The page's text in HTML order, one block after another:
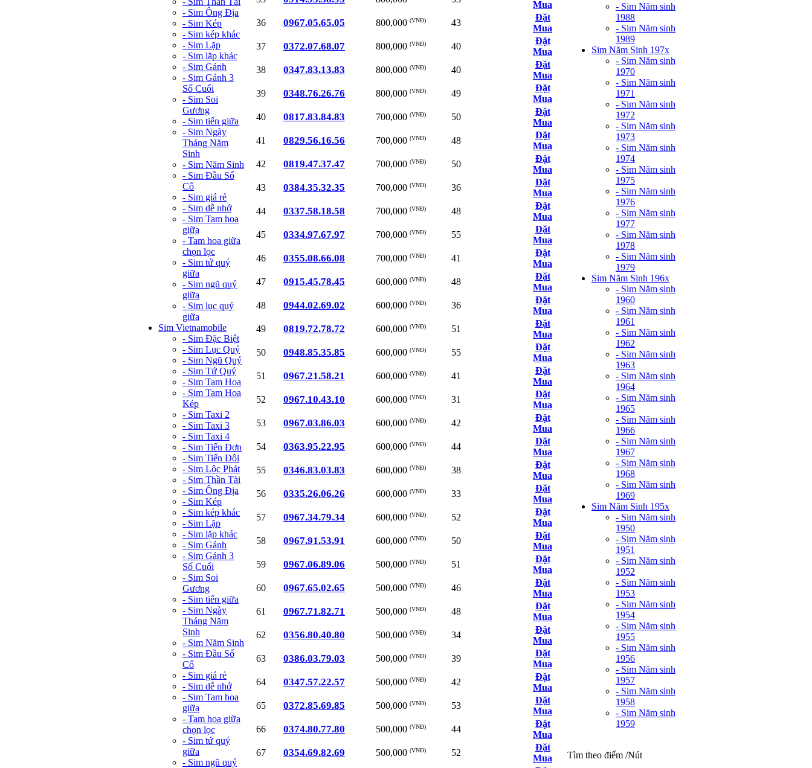
- Sim Ông Địa
- Sim Kép
- Sim kép khác
- Sim Lặp
- Sim lặp khác
- Sim Gánh
- Sim Gánh 3
Số Cuối
- Sim Soi
Gương
- Sim tiến giữa
- Sim Ngày
Tháng Năm
Sinh
- Sim Năm Sinh
- Sim Đầu Số
Cổ
- Sim giá rẻ
- Sim dễ nhớ
- Sim Tam hoa
giữa
- Tam hoa giữa
chọn lọc
- Sim tứ quý
giữa
- Sim ngũ quý
giữa
- Sim lục quý
giữa
Sim Vietnamobile
- Sim Đặc Biệt
- Sim Lục Quý
- Sim Ngũ Quý
- Sim Tứ Quý
- Sim Tam Hoa
- Sim Tam Hoa
Kép
- Sim Taxi 2
- Sim Taxi 3
- Sim Taxi 4
- Sim Tiến Đơn
- Sim Tiến Đôi
- Sim Lộc Phát
- Sim Thần Tài
- Sim Ông Địa
- Sim Kép
- Sim kép khác
- Sim Lặp
- Sim lặp khác
- Sim Gánh
- Sim Gánh 3
Số Cuối
- Sim Soi
Gương
- Sim tiến giữa
- Sim Ngày
Tháng Năm
Sinh
- Sim Năm Sinh
- Sim Đầu Số
Cổ
- Sim giá rẻ
- Sim dễ nhớ
- Sim Tam hoa
giữa
- Tam hoa giữa
chọn lọc
- Sim tứ quý
giữa
- Sim ngũ quý
Mua
36
0967.05.65.05 800,000 (VNĐ) 43
Đặt
Mua
37
0372.07.68.07 800,000 (VNĐ) 40
Đặt
Mua
38
0347.83.13.83 800,000 (VNĐ) 40
Đặt
Mua
39
0348.76.26.76 800,000 (VNĐ) 49
Đặt
Mua
40
0817.83.84.83 700,000 (VNĐ) 50
Đặt
Mua
41
0829.56.16.56 700,000 (VNĐ) 48
Đặt
Mua
42
0819.47.37.47 700,000 (VNĐ) 50
Đặt
Mua
43
0384.35.32.35 700,000 (VNĐ) 36
Đặt
Mua
44
0337.58.18.58 700,000 (VNĐ) 48
Đặt
Mua
45
0334.97.67.97 700,000 (VNĐ) 55
Đặt
Mua
46
0355.08.66.08 700,000 (VNĐ) 41
Đặt
Mua
47
0915.45.78.45 600,000 (VNĐ) 48
Đặt
Mua
48
0944.02.69.02 600,000 (VNĐ) 36
Đặt
Mua
49
0819.72.78.72 600,000 (VNĐ) 51
Đặt
Mua
50
0948.85.35.85 600,000 (VNĐ) 55
Đặt
Mua
51
0967.21.58.21 600,000 (VNĐ) 41
Đặt
Mua
52
0967.10.43.10 600,000 (VNĐ) 31
Đặt
Mua
53
0967.03.86.03 600,000 (VNĐ) 42
Đặt
Mua
54
0363.95.22.95 600,000 (VNĐ) 44
Đặt
Mua
55
0346.83.03.83 600,000 (VNĐ) 38
Đặt
Mua
56
0335.26.06.26 600,000 (VNĐ) 33
Đặt
Mua
57
0967.34.79.34 600,000 (VNĐ) 52
Đặt
Mua
58
0967.91.53.91 600,000 (VNĐ) 50
Đặt
Mua
59
0967.06.89.06 500,000 (VNĐ) 51
Đặt
Mua
60
0967.65.02.65 500,000 (VNĐ) 46
Đặt
Mua
61
0967.71.82.71 500,000 (VNĐ) 48
Đặt
Mua
62
0356.80.40.80 500,000 (VNĐ) 34
Đặt
Mua
63
0386.03.79.03 500,000 (VNĐ) 39
Đặt
Mua
64
0347.57.22.57 500,000 (VNĐ) 42
Đặt
Mua
65
0372.85.69.85 500,000 (VNĐ) 53
Đặt
Mua
66
0374.80.77.80 500,000 (VNĐ) 44
Đặt
Mua
67
0354.69.82.69 500,000 (VNĐ) 52
Đặt
Mua
- Sim Năm sinh
1988
- Sim Năm sinh
1989
Sim Năm Sinh 197x
- Sim Năm sinh
1970
- Sim Năm sinh
1971
- Sim Năm sinh
1972
- Sim Năm sinh
1973
- Sim Năm sinh
1974
- Sim Năm sinh
1975
- Sim Năm sinh
1976
- Sim Năm sinh
1977
- Sim Năm sinh
1978
- Sim Năm sinh
1979
Sim Năm Sinh 196x
- Sim Năm sinh
1960
- Sim Năm sinh
1961
- Sim Năm sinh
1962
- Sim Năm sinh
1963
- Sim Năm sinh
1964
- Sim Năm sinh
1965
- Sim Năm sinh
1966
- Sim Năm sinh
1967
- Sim Năm sinh
1968
- Sim Năm sinh
1969
Sim Năm Sinh 195x
- Sim Năm sinh
1950
- Sim Năm sinh
1951
- Sim Năm sinh
1952
- Sim Năm sinh
1953
- Sim Năm sinh
1954
- Sim Năm sinh
1955
- Sim Năm sinh
1956
- Sim Năm sinh
1957
- Sim Năm sinh
1958
- Sim Năm sinh
1959
Tìm theo điểm /Nút